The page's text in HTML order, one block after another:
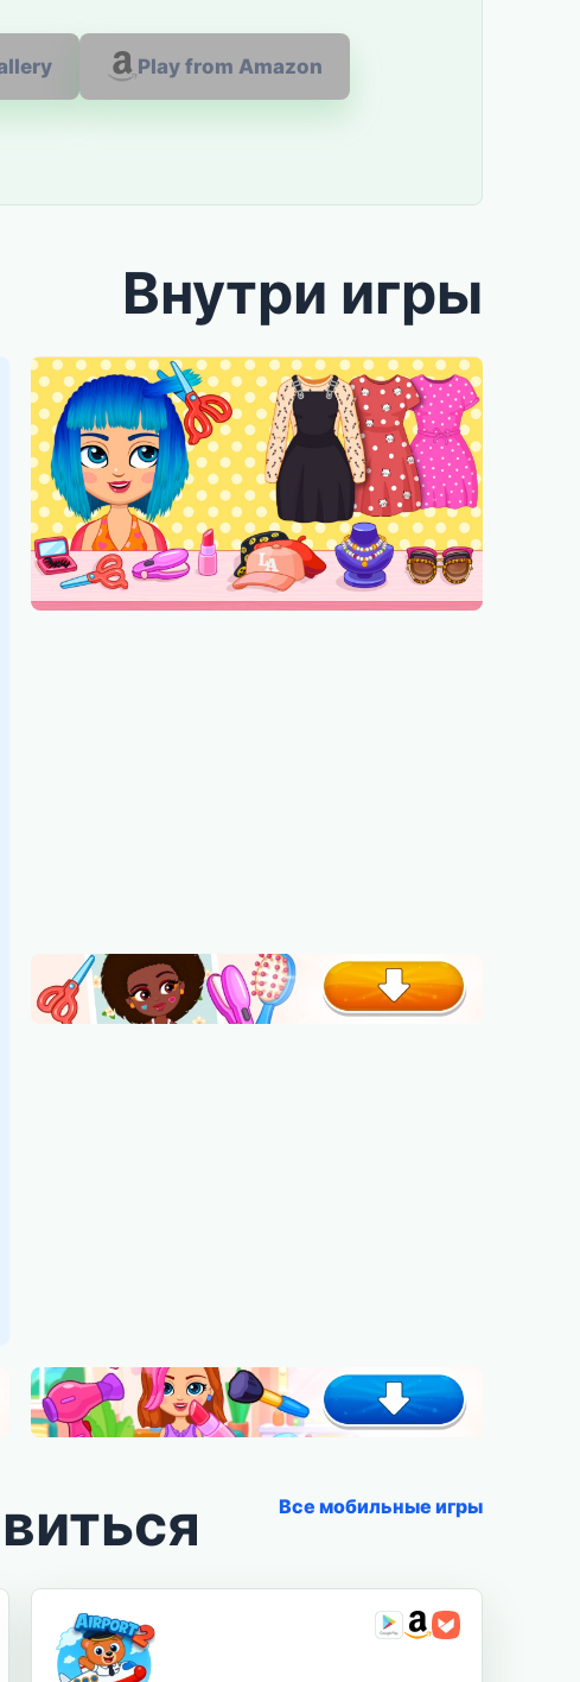
Play from Amazon
Внутри игры
Все мобильные игры